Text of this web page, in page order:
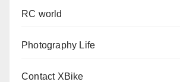
RC world
Photography Life
Contact XBike